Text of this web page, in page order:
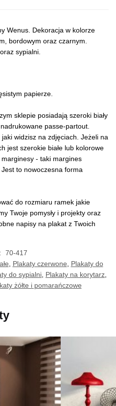
Wenus. Dekoracja w kolorze
bordowym oraz czarnym.
sypialni.
papierze.
sklepie posiadają szeroki biały
passe-partout.
widzisz na zdjęciach. Jeżeli na
jest szerokie białe lub kolorowe
- taki margines
to nowoczesna forma
do rozmiaru ramek jakie
Twoje pomysły i projekty oraz
napisy na plakat z Twoich
70-417
, Plakaty czerwone, Plakaty do
do sypialni, Plakaty na korytarz,
żółte i pomarańczowe